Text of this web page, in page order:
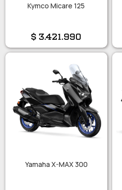
Kymco Micare 125
$3.421.990
Yamaha X-MAX 300